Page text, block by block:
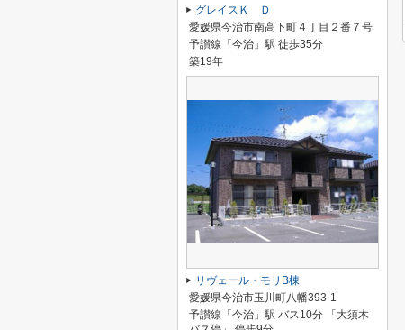
グレイスＫ Ｄ
愛媛県今治市南高下町４丁目２番７号
予讃線「今治」駅 徒歩35分
築19年
リヴェール・モリB棟
愛媛県今治市玉川町八幡393-1
予讃線「今治」駅 バス10分 「大須木